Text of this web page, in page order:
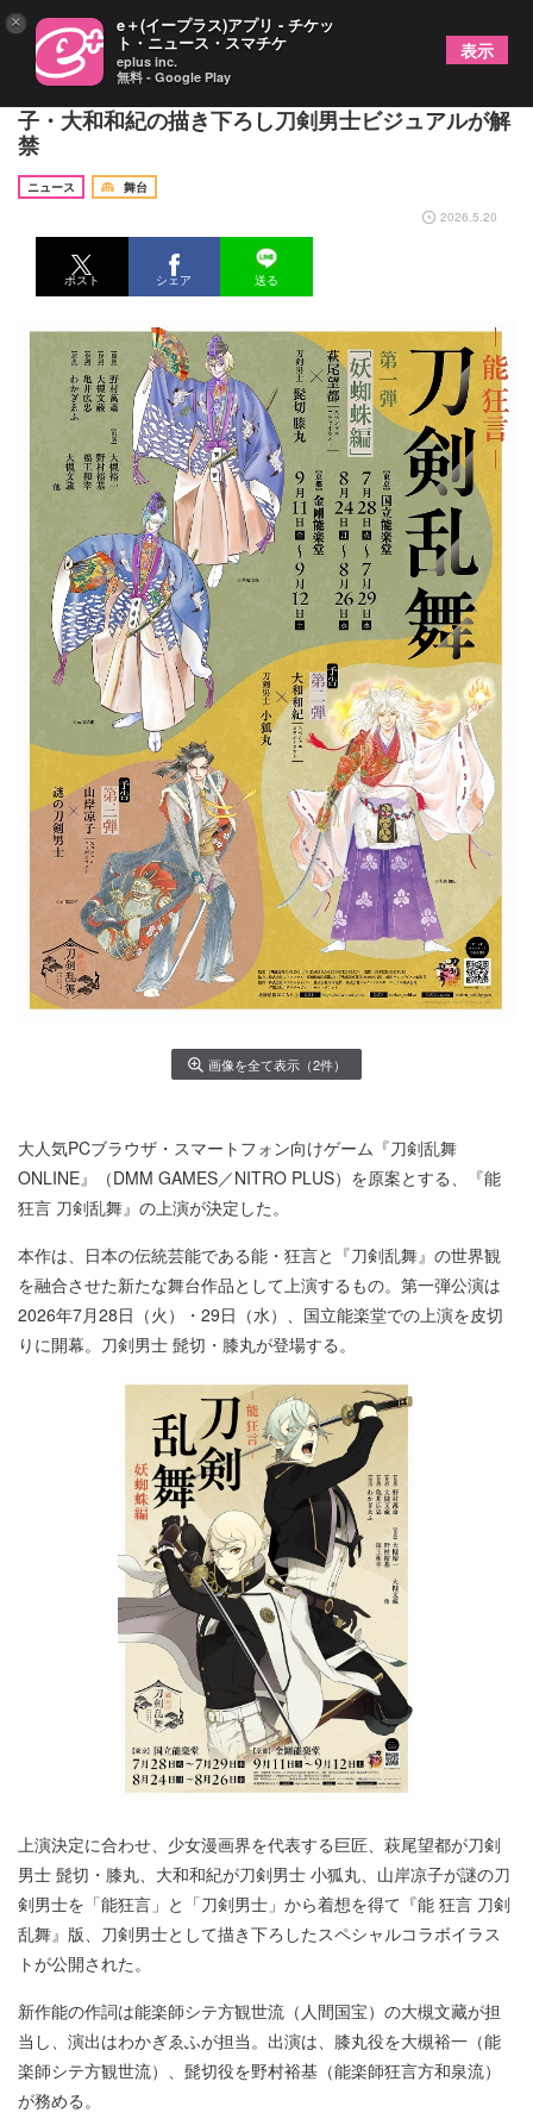
『能 狂言 刀剣乱舞』上演決定 萩尾望都・山岸凉
子・大和和紀の描き下ろし刀剣男士ビジュアルが解
禁
ニュース
舞台
2026.5.20
ポスト シェア 送る
画像を全て表示（2件）
大人気PCブラウザ・スマートフォン向けゲーム『刀剣乱舞
ONLINE』（DMM GAMES／NITRO PLUS）を原案とする、『能
狂言 刀剣乱舞』の上演が決定した。
本作は、日本の伝統芸能である能・狂言と『刀剣乱舞』の世界観
を融合させた新たな舞台作品として上演するもの。第一弾公演は
2026年7月28日（火）・29日（水）、国立能楽堂での上演を皮切
りに開幕。刀剣男士 髭切・膝丸が登場する。
上演決定に合わせ、少女漫画界を代表する巨匠、萩尾望都が刀剣
男士 髭切・膝丸、大和和紀が刀剣男士 小狐丸、山岸凉子が謎の刀
剣男士を「能狂言」と「刀剣男士」から着想を得て『能 狂言 刀剣
乱舞』版、刀剣男士として描き下ろしたスペシャルコラボイラス
トが公開された。
新作能の作詞は能楽師シテ方観世流（人間国宝）の大槻文藏が担
当し、演出はわかぎゑふが担当。出演は、膝丸役を大槻裕一（能
楽師シテ方観世流）、髭切役を野村裕基（能楽師狂言方和泉流）
が務める。
× e＋(イープラス)アプリ - チケッ
ト・ニュース・スマチケ
eplus inc.
無料 - Google Play
表示